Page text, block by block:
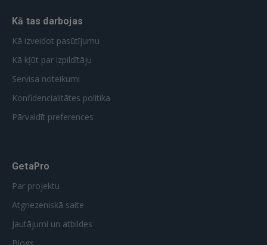
Kā tas darbojas
Kā izveidot pasūtījumu
Kā kļūt par izpildītāju
Servisa noteikumi
Konfidencialitātes politika
Pārvaldīt preferences
GetaPro
Par projektu
Atgriezeniskā saite
Jautājumi un atbildes